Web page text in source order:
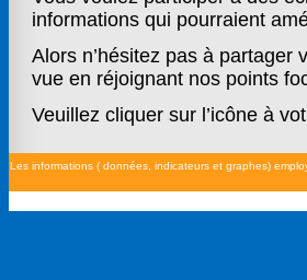
Les informations ( données, indicateurs et graphes)